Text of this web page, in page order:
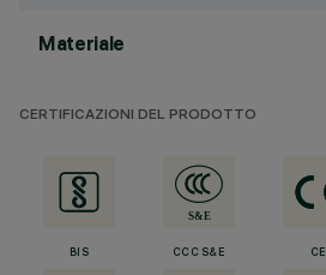
Materiale
CERTIFICAZIONI DEL PRODOTTO
BIS CCC S&E CE